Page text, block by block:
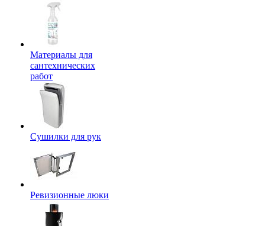
Материалы для
сантехнических
работ
Сушилки для рук
Ревизионные люки